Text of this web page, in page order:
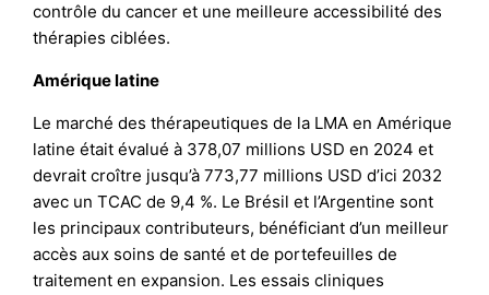
contrôle du cancer et une meilleure accessibilité des
thérapies ciblées.
Amérique latine
Le marché des thérapeutiques de la LMA en Amérique
latine était évalué à 378,07 millions USD en 2024 et
devrait croître jusqu’à 773,77 millions USD d’ici 2032
avec un TCAC de 9,4 %. Le Brésil et l’Argentine sont
les principaux contributeurs, bénéficiant d’un meilleur
accès aux soins de santé et de portefeuilles de
traitement en expansion. Les essais cliniques